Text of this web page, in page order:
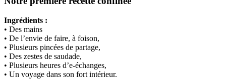
Ingrédients :
• Des mains
• De l’envie de faire, à foison,
• Plusieurs pincées de partage,
• Des zestes de saudade,
• Plusieurs heures d’e-échanges,
• Un voyage dans son fort intérieur.